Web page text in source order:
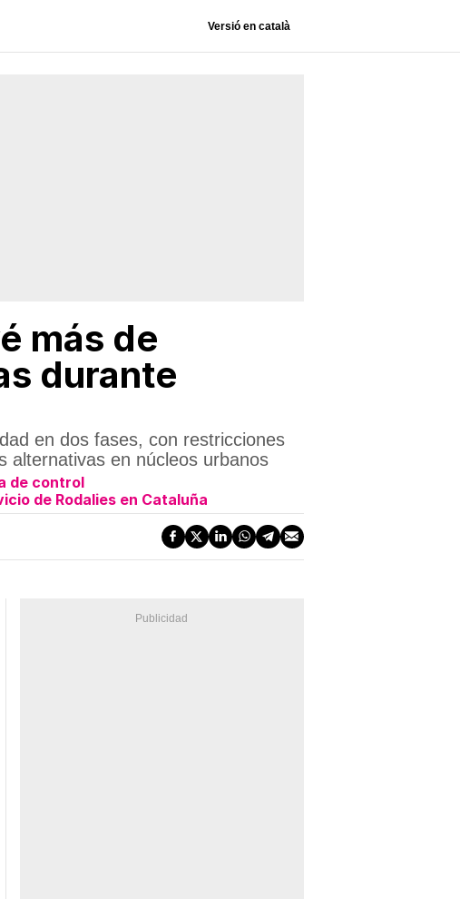
Versió en català
más de
durante
en dos fases, con restricciones
alternativas en núcleos urbanos
de control
de Rodalies en Cataluña